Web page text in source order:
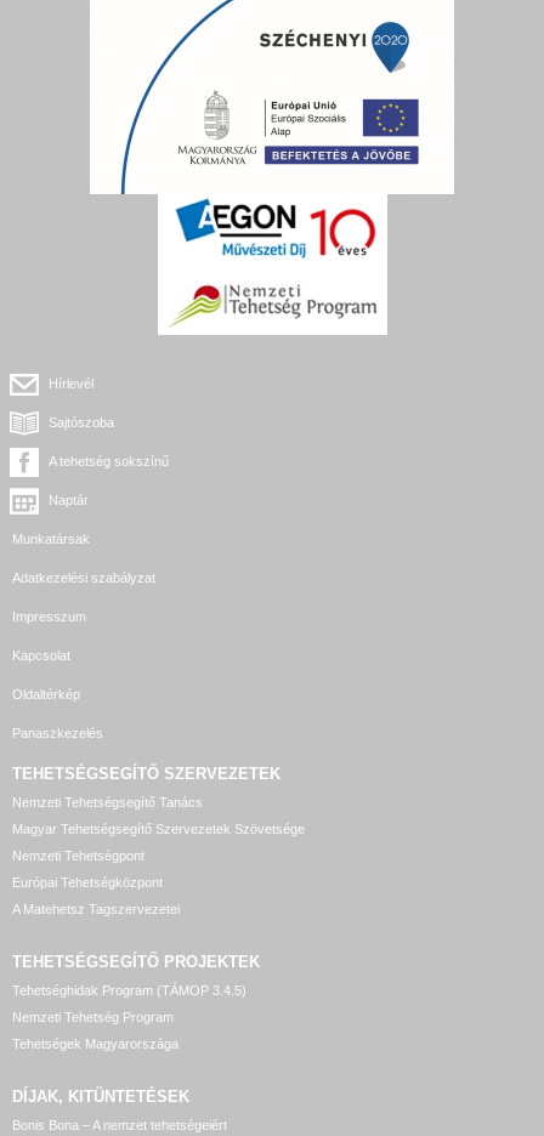
Hírlevél
Sajtószoba
A tehetség sokszínű
Naptár
Munkatársak
Adatkezelési szabályzat
Impresszum
Kapcsolat
Oldaltérkép
Panaszkezelés
TEHETSÉGSEGÍTŐ SZERVEZETEK
Nemzeti Tehetségsegítő Tanács
Magyar Tehetségsegítő Szervezetek Szövetsége
Nemzeti Tehetségpont
Európai Tehetségközpont
A Matehetsz Tagszervezetei
TEHETSÉGSEGÍTŐ PROJEKTEK
Tehetséghidak Program (TÁMOP 3.4.5)
Nemzeti Tehetség Program
Tehetségek Magyarországa
DÍJAK, KITÜNTETÉSEK
Bonis Bona – A nemzet tehetségeiért